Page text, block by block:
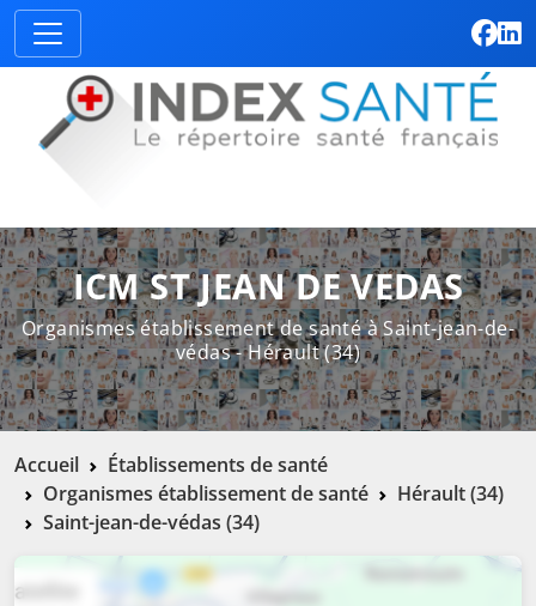
ICM ST JEAN DE VEDAS
Organismes établissement de santé à Saint-jean-de-
védas - Hérault (34)
Accueil
Établissements de santé
Organismes établissement de santé
Hérault (34)
Saint-jean-de-védas (34)